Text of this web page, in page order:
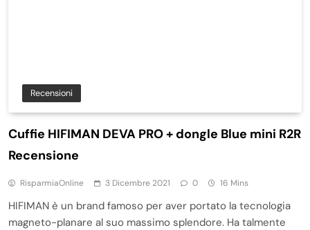
Recensioni
Cuffie HIFIMAN DEVA PRO + dongle Blue mini R2R
Recensione
RisparmiaOnline 3 Dicembre 2021 0 16 Mins
HIFIMAN è un brand famoso per aver portato la tecnologia
magneto-planare al suo massimo splendore. Ha talmente